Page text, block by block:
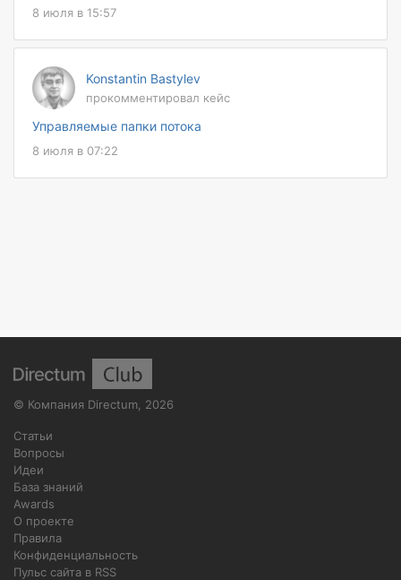
8 июля в 15:57
Konstantin Bastylev
прокомментировал кейс
Управляемые папки потока
8 июля в 07:22
© Компания Directum, 2026
Статьи
Вопросы
Идеи
База знаний
Awards
О проекте
Правила
Конфиденциальность
Пульс сайта в RSS